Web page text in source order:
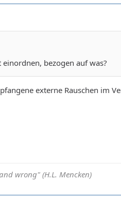
bezogen auf was?
externe Rauschen im
wrong" (H.L. Mencken)